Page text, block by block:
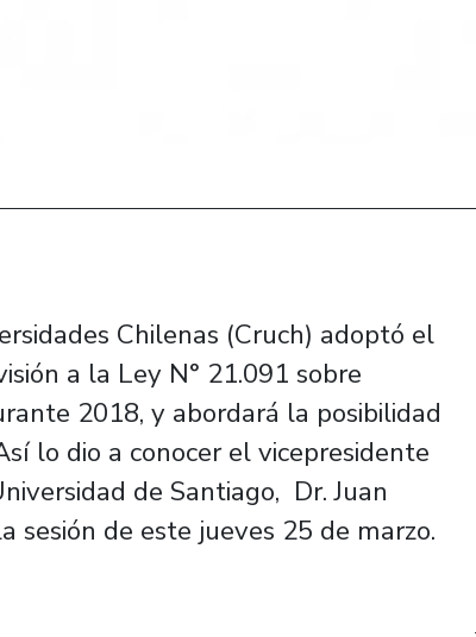
Chilenas (Cruch) adoptó el
a la Ley N° 21.091 sobre
2018, y abordará la posibilidad
lo dio a conocer el vicepresidente
de Santiago, Dr. Juan
sesión de este jueves 25 de marzo.